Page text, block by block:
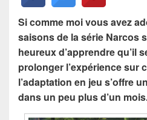
Si comme moi vous avez
saisons de la série Narcos
heureux d’apprendre qu’il
prolonger l’expérience sur
l’adaptation en jeu s’offre
dans un peu plus d’un